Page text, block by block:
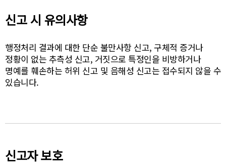
신고 시 유의사항
행정처리 결과에 대한 단순 불만사항 신고, 구체적 증거나
정황이 없는 추측성 신고, 거짓으로 특정인을 비방하거나
명예를 훼손하는 허위 신고 및 음해성 신고는 접수되지 않을 수
있습니다.
신고자 보호